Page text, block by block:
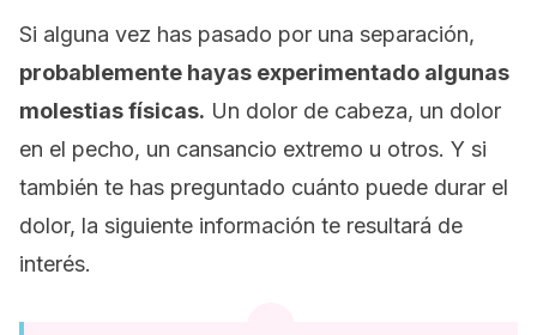
Si alguna vez has pasado por una separación,
probablemente hayas experimentado algunas
molestias físicas. Un dolor de cabeza, un dolor
en el pecho, un cansancio extremo u otros. Y si
también te has preguntado cuánto puede durar el
dolor, la siguiente información te resultará de
interés.